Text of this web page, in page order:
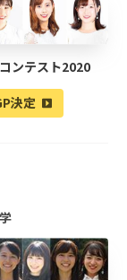
ンテスト2020
決定